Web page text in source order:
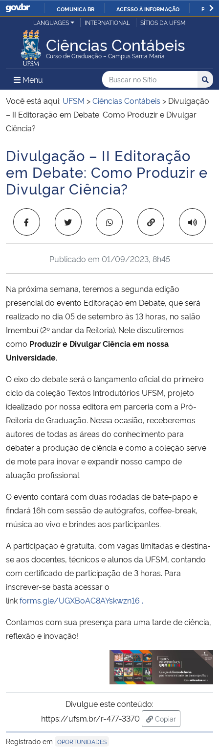
IR
O
COMUNICA BR ACESSO À INFORMAÇÃO
Ministério da Justiça e Segurança Pública
Ministério da Defesa
Ministério das Relações Exteriores
Ministério da Economia
Ministério da Infraestrutura
Ministério da Agricultura, Pecuária e Abastecimento
Ministério da Cidadania
Ministério da Ciência, Tecnologia, Inovações e Comunicações
Ministério do Meio Ambiente
Ministério do Turismo
Ministério do Desenvolvimento Regional
Controladoria-Geral da União
Ministério da Mulher, da Família e dos Direitos Humanos
Secretaria-Geral
Gabinete de Segurança Institucional
Banco Central do Brasil
Planalto
LANGUAGES INTERNATIONAL SÍTIOS DA UFSM
Ciências Contábeis
Curso de Graduação – Campus Santa Maria
Menu Menu Principal do Sítio
Busca
Buscar no no Sítio
Busca:
Você está aqui: UFSM >Ciências Contábeis > Divulgação
– II Editoração em Debate: Como Produzir e Divulgar
Ciência?
Início do conteúdo
Divulgação – II Editoração
em Debate: Como Produzir e
Divulgar Ciência?
Copiar para área
Publicado em 01/09/2023, 8h45
Na próxima semana, teremos a segunda edição
presencial do evento Editoração em Debate, que será
realizado no dia 05 de setembro às 13 horas, no salão
Imembuí (2º andar da Reitoria). Nele discutiremos
como Produzir e Divulgar Ciência em nossa
Universidade.
O eixo do debate será o lançamento oficial do primeiro
ciclo da coleção Textos Introdutórios UFSM, projeto
idealizado por nossa editora em parceria com a Pró-
Reitoria de Graduação. Nessa ocasião, receberemos
autores de todas as áreas do conhecimento para
debater a produção de ciência e como a coleção serve
de mote para inovar e expandir nosso campo de
atuação profissional.
O evento contará com duas rodadas de bate-papo e
findará 16h com sessão de autógrafos, coffee-break,
música ao vivo e brindes aos participantes.
A participação é gratuita, com vagas limitadas e destina-
se aos docentes, técnicos e alunos da UFSM, contando
com certificado de participação de 3 horas. Para
inscrever-se basta acessar o
linkforms.gle/UGXBoAC8AYskwzn16 .
Contamos com sua presença para uma tarde de ciência,
reflexão e inovação!
Divulgue este conteúdo:
https://ufsm.br/r-477-3370
Copiar
para área de
Registrado em OPORTUNIDADES